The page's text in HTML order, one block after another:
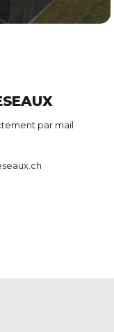
par mail